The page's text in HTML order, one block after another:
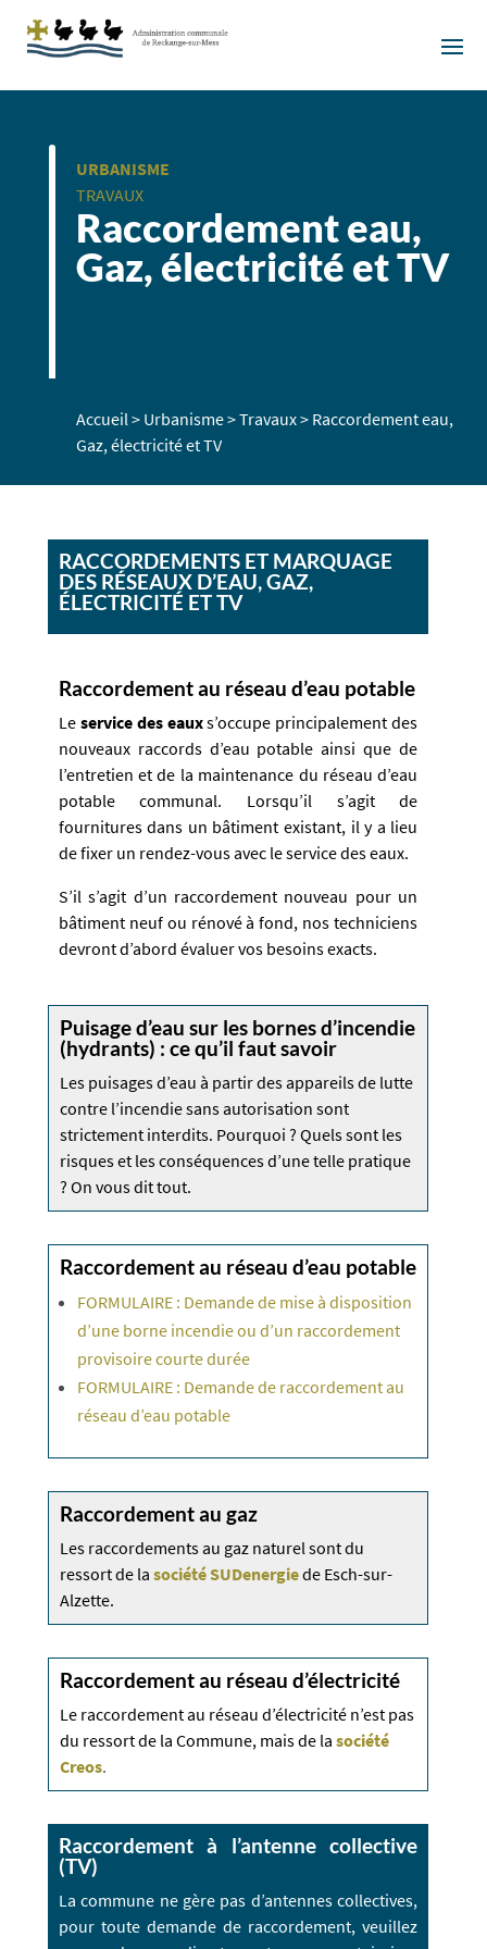
URBANISME
TRAVAUX
Raccordement eau,
Gaz, électricité et TV
Accueil > Urbanisme>Travaux> Raccordement eau,
Gaz, électricité et TV
RACCORDEMENTS ET MARQUAGE
DES RÉSEAUX D’EAU, GAZ,
ÉLECTRICITÉ ET TV
Raccordement au réseau d’eau potable
Le service des eauxs’occupe principalement des
nouveaux raccords d’eau potable ainsi que de
l’entretien et de la maintenance du réseau d’eau
potable communal. Lorsqu’il s’agit de
fournitures dans un bâtiment existant, il y a lieu
de fixer un rendez-vous avec le service des eaux.
S’il s’agit d’un raccordement nouveau pour un
bâtiment neuf ou rénové à fond, nos techniciens
devront d’abord évaluer vos besoins exacts.
Puisage d’eau sur les bornes d’incendie
(hydrants) : ce qu’il faut savoir
Les puisages d’eau à partir des appareils de lutte
contre l’incendie sans autorisation sont
strictement interdits. Pourquoi ? Quels sont les
risques et les conséquences d’une telle pratique
? On vous dit tout.
Raccordement au réseau d’eau potable
FORMULAIRE : Demande de mise à disposition
d’une borne incendie ou d’un raccordement
provisoire courte durée
FORMULAIRE : Demande de raccordement au
réseau dʼeau potable
Raccordement au gaz
Les raccordements au gaz naturel sont du
ressort de la société SUDenergie​de Esch-sur-
Alzette.
Raccordement au réseau d’électricité
Le raccordement au réseau d’électricité n’est pas
du ressort de la Commune, mais de la société
Creos.
Raccordement à l’antenne collective
(TV)
La commune ne gère pas d’antennes collectives,
pour toute demande de raccordement, veuillez